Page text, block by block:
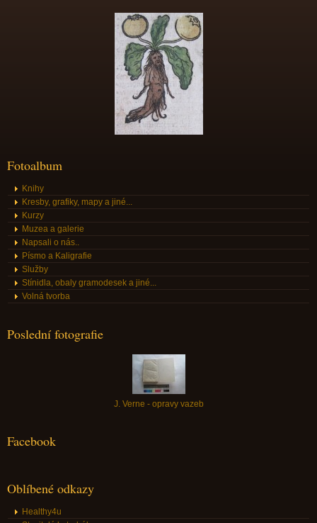
Fotoalbum
Knihy
Kresby, grafiky, mapy a jiné...
Kurzy
Muzea a galerie
Napsali o nás..
Písmo a Kaligrafie
Služby
Stínidla, obaly gramodesek a jiné...
Volná tvorba
Poslední fotografie
J. Verne - opravy vazeb
Facebook
Oblíbené odkazy
Healthy4u